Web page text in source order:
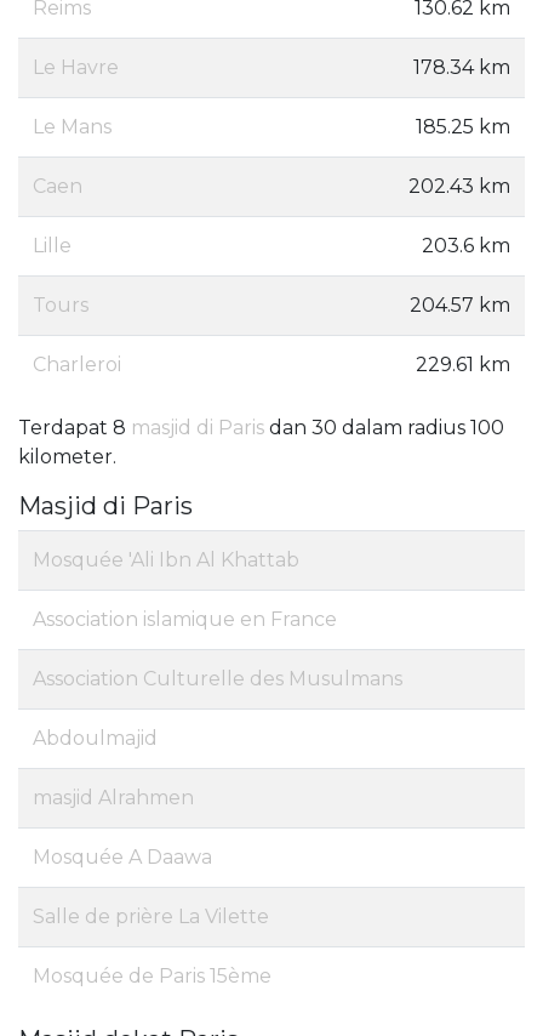
Reims 130.62 km
Le Havre 178.34 km
Le Mans 185.25 km
Caen 202.43 km
Lille 203.6 km
Tours 204.57 km
Charleroi 229.61 km
Terdapat 8 masjid di Paris dan 30 dalam radius 100
kilometer.
Masjid di Paris
Mosquée 'Ali Ibn Al Khattab
Association islamique en France
Association Culturelle des Musulmans
Abdoulmajid
masjid Alrahmen
Mosquée A Daawa
Salle de prière La Vilette
Mosquée de Paris 15ème